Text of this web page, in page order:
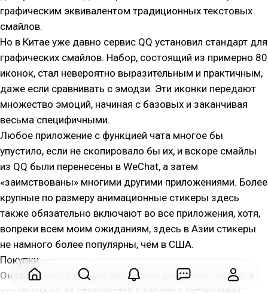
графическим эквивалентом традиционных текстовых
смайлов.
Но в Китае уже давно сервис QQ установил стандарт для
графических смайлов. Набор, состоящий из примерно 80
иконок, стал невероятно выразительным и практичным,
даже если сравнивать с эмодзи. Эти иконки передают
множество эмоций, начиная с базовых и заканчивая
весьма специфичными.
Любое приложение с функцией чата многое бы
упустило, если не скопировало бы их, и вскоре смайлы
из QQ были перенесены в WeChat, а затем
«заимствованы» многими другими приложениями. Более
крупные по размеру анимационные стикеры здесь
также обязательно включают во все приложения, хотя,
вопреки всем моим ожиданиям, здесь в Азии стикеры
не намного более популярны, чем в США.
Покупки
Онлайн-оплата в Китае вводились довольно тяжело, в
основном из-за сложностей в работе с китайскими